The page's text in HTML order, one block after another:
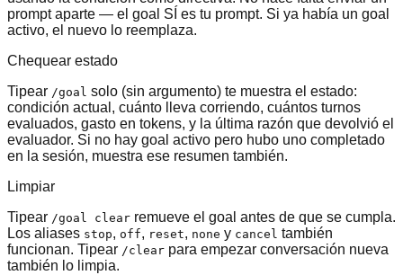
prompt aparte — el goal SÍ es tu prompt. Si ya había un goal
activo, el nuevo lo reemplaza.
Chequear estado
Tipear /goal solo (sin argumento) te muestra el estado:
condición actual, cuánto lleva corriendo, cuántos turnos
evaluados, gasto en tokens, y la última razón que devolvió el
evaluador. Si no hay goal activo pero hubo uno completado
en la sesión, muestra ese resumen también.
Limpiar
Tipear /goal clear remueve el goal antes de que se cumpla.
Los aliases stop, off, reset, none y cancel también
funcionan. Tipear /clear para empezar conversación nueva
también lo limpia.